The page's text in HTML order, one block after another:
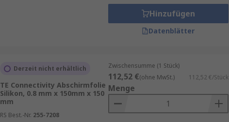
Hinzufügen
Datenblätter
Derzeit nicht erhältlich
TE Connectivity Abschirmfolie
Silikon, 0.8 mm x 150mm x 150
mm
RS Best.-Nr. 255-7208
Zwischensumme (1 Stück)
112,52 €(ohne MwSt.) 112,52 €/Stück
Menge